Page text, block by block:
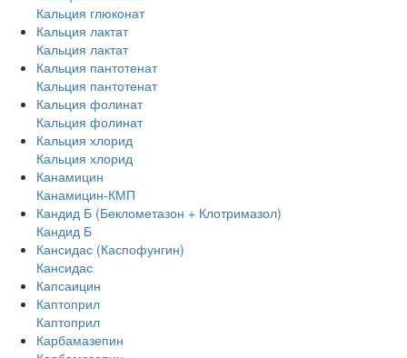
Кальция глюконат
Кальция лактат
Кальция лактат
Кальция пантотенат
Кальция пантотенат
Кальция фолинат
Кальция фолинат
Кальция хлорид
Кальция хлорид
Канамицин
Канамицин-КМП
Кандид Б (Беклометазон + Клотримазол)
Кандид Б
Кансидас (Каспофунгин)
Кансидас
Капсаицин
Каптоприл
Каптоприл
Карбамазепин